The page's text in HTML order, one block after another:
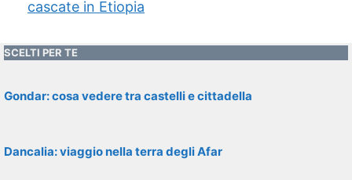
cascate in Etiopia
SCELTI PER TE
Gondar: cosa vedere tra castelli e cittadella
Dancalia: viaggio nella terra degli Afar